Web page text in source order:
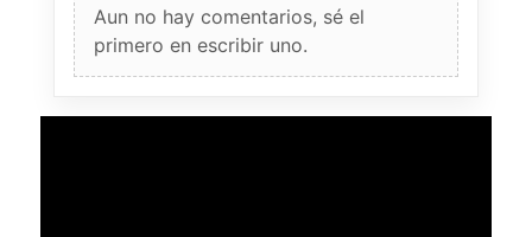
Aun no hay comentarios, sé el
primero en escribir uno.